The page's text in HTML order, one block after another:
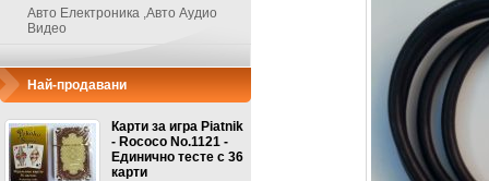
Авто Електроника ,Авто Аудио
Видео
Най-продавани
Карти за игра Piatnik
- Rococo No.1121 -
Единично тесте с 36
карти